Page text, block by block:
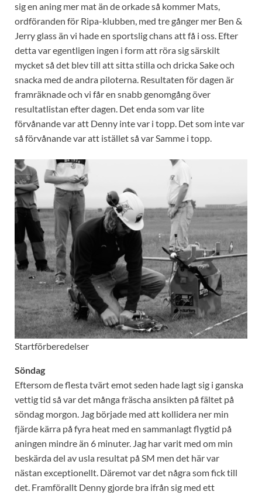
sig en aning mer mat än de orkade så kommer Mats,
ordföranden för Ripa-klubben, med tre gånger mer Ben &
Jerry glass än vi hade en sportslig chans att få i oss. Efter
detta var egentligen ingen i form att röra sig särskilt
mycket så det blev till att sitta stilla och dricka Sake och
snacka med de andra piloterna. Resultaten för dagen är
framräknade och vi får en snabb genomgång över
resultatlistan efter dagen. Det enda som var lite
förvånande var att Denny inte var i topp. Det som inte var
så förvånande var att istället så var Samme i topp.
Startförberedelser
Söndag
Eftersom de flesta tvärt emot seden hade lagt sig i ganska
vettig tid så var det många fräscha ansikten på fältet på
söndag morgon. Jag började med att kollidera ner min
fjärde kärra på fyra heat med en sammanlagt flygtid på
aningen mindre än 6 minuter. Jag har varit med om min
beskärda del av usla resultat på SM men det här var
nästan exceptionellt. Däremot var det några som fick till
det. Framförallt Denny gjorde bra ifrån sig med ett